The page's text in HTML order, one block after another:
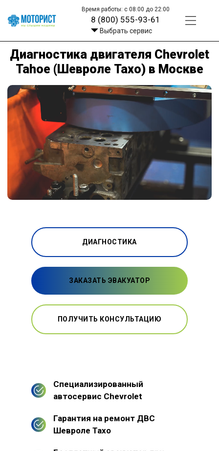
Время работы: с 08:00 до 22:00
8 (800) 555-93-61
Выбрать сервис
Диагностика двигателя Chevrolet
Tahoe (Шевроле Тахо) в Москве
ДИАГНОСТИКА
ЗАКАЗАТЬ ЭВАКУАТОР
ПОЛУЧИТЬ КОНСУЛЬТАЦИЮ
Специализированный
автосервис Chevrolet
Гарантия на ремонт ДВС
Шевроле Тахо